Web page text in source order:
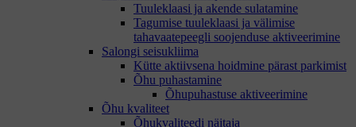
Tuuleklaasi ja akende sulatamine
Tagumise tuuleklaasi ja välimise
tahavaatepeegli soojenduse aktiveerimine
Salongi seisukliima
Kütte aktiivsena hoidmine pärast parkimist
Õhu puhastamine
Õhupuhastuse aktiveerimine
Õhu kvaliteet
Õhukvaliteedi näitaja